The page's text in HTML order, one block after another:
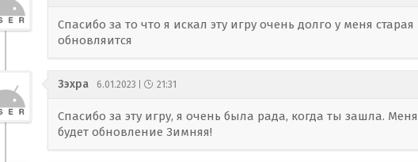
Спасибо за то что я искал эту игру очень долго у меня
обновляится
Зэхра 6.01.2023 21:31
Спасибо за эту игру, я очень была рада, когда ты зашла.
будет обновление Зимняя!